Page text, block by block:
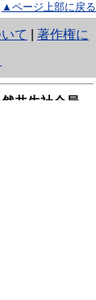
▲ページ上部に戻る
て
著作権に
共生社会局